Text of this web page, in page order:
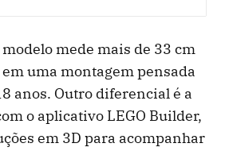
modelo mede mais de 33 cm
uma montagem pensada
anos. Outro diferencial é a
o aplicativo LEGO Builder,
em 3D para acompanhar